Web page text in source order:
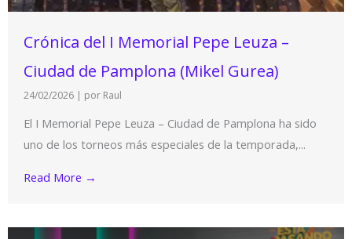
Crónica del I Memorial Pepe Leuza –
Ciudad de Pamplona (Mikel Gurea)
24/02/2026 | por Raul
El I Memorial Pepe Leuza – Ciudad de Pamplona ha sido
uno de los torneos más especiales de la temporada,...
Read More →